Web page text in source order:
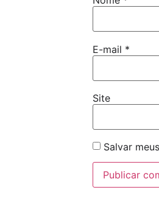
E-mail *
Site
Salvar